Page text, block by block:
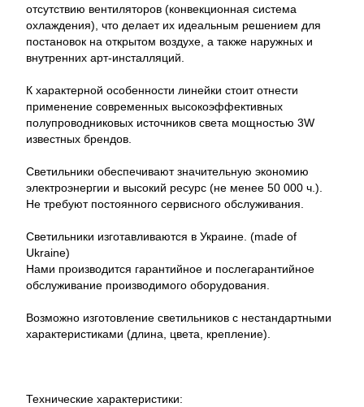
отсутствию вентиляторов (конвекционная система
охлаждения), что делает их идеальным решением для
постановок на открытом воздухе, а также наружных и
внутренних арт-инсталляций.
К характерной особенности линейки стоит отнести
применение современных высокоэффективных
полупроводниковых источников света мощностью 3W
известных брендов.
Светильники обеспечивают значительную экономию
электроэнергии и высокий ресурс (не менее 50 000 ч.).
Не требуют постоянного сервисного обслуживания.
Светильники изготавливаются в Украине. (made of
Ukraine)
Нами производится гарантийное и послегарантийное
обслуживание производимого оборудования.
Возможно изготовление светильников с нестандартными
характеристиками (длина, цвета, крепление).
Технические характеристики: